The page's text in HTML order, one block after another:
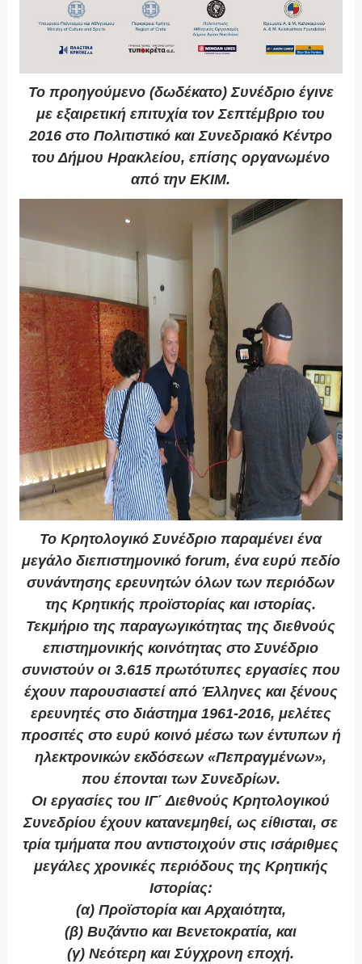
Το προηγούμενο (δωδέκατο) Συνέδριο έγινε
με εξαιρετική επιτυχία τον Σεπτέμβριο του
2016 στο Πολιτιστικό και Συνεδριακό Κέντρο
του Δήμου Ηρακλείου, επίσης οργανωμένο
από την ΕΚΙΜ.
Το Κρητολογικό Συνέδριο παραμένει ένα
μεγάλο διεπιστημονικό forum, ένα ευρύ πεδίο
συνάντησης ερευνητών όλων των περιόδων
της Κρητικής προϊστορίας και ιστορίας.
Τεκμήριο της παραγωγικότητας της διεθνούς
επιστημονικής κοινότητας στο Συνέδριο
συνιστούν οι 3.615 πρωτότυπες εργασίες που
έχουν παρουσιαστεί από Έλληνες και ξένους
ερευνητές στο διάστημα 1961-2016, μελέτες
προσιτές στο ευρύ κοινό μέσω των έντυπων ή
ηλεκτρονικών εκδόσεων «Πεπραγμένων»,
που έπονται των Συνεδρίων.
Οι εργασίες του ΙΓ΄ Διεθνούς Κρητολογικού
Συνεδρίου έχουν κατανεμηθεί, ως είθισται, σε
τρία τμήματα που αντιστοιχούν στις ισάριθμες
μεγάλες χρονικές περιόδους της Κρητικής
Ιστορίας:
(α) Προϊστορία και Αρχαιότητα,
(β) Βυζάντιο και Βενετοκρατία, και
(γ) Νεότερη και Σύγχρονη εποχή.